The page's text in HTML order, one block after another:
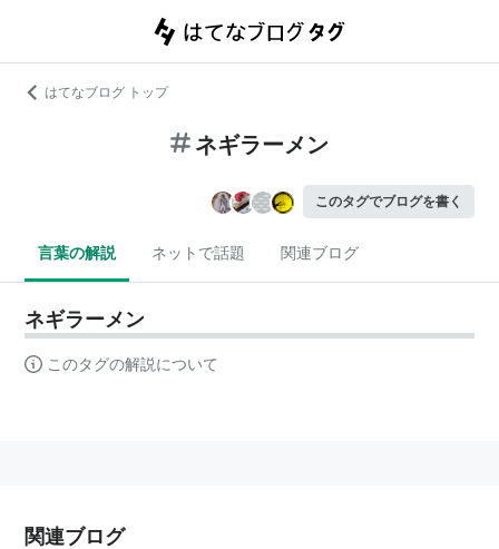
はてなブログ トップ
ネギラーメン
このタグでブログを書く
言葉の解説 ネットで話題 関連ブログ
ネギラーメン
このタグの解説について
関連ブログ